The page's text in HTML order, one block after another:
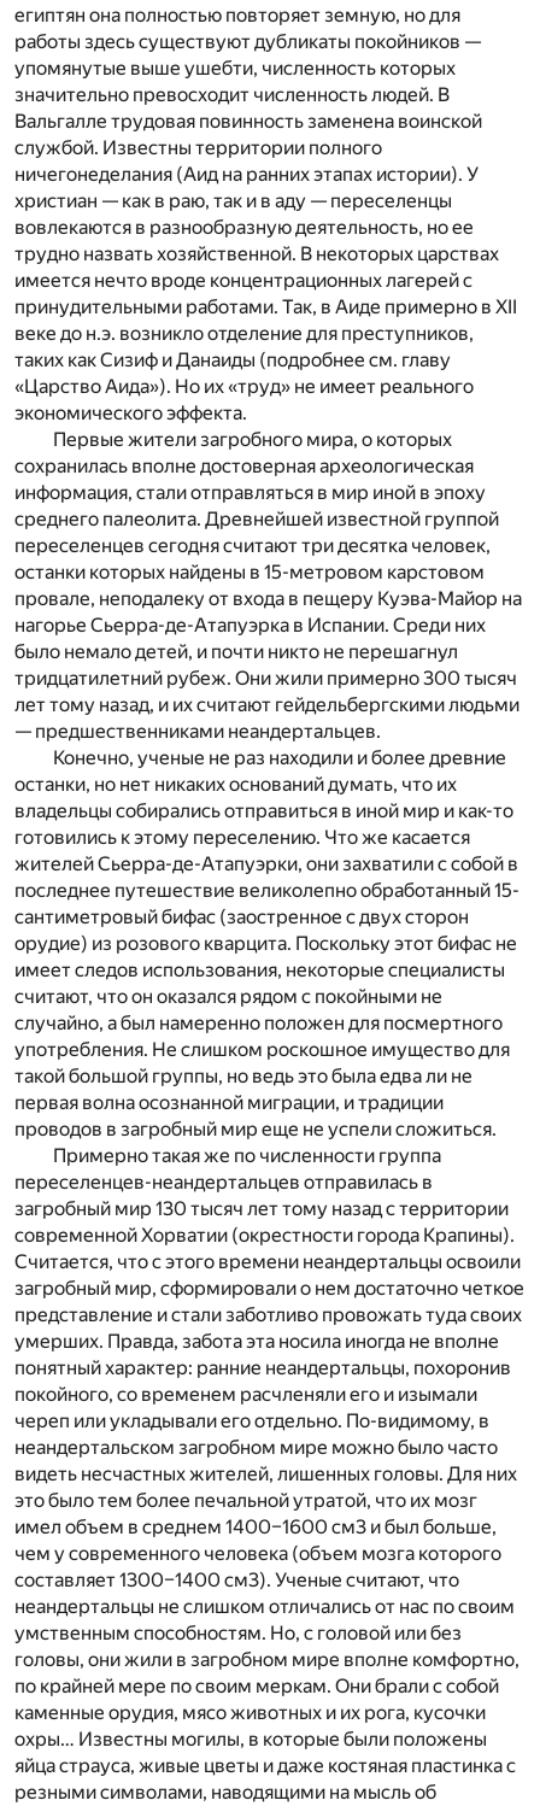
египтян она полностью повторяет земную, но для
работы здесь существуют дубликаты покойников —
упомянутые выше ушебти, численность которых
значительно превосходит численность людей. В
Вальгалле трудовая повинность заменена воинской
службой. Известны территории полного
ничегонеделания (Аид на ранних этапах истории). У
христиан — как в раю, так и в аду — переселенцы
вовлекаются в разнообразную деятельность, но ее
трудно назвать хозяйственной. В некоторых царствах
имеется нечто вроде концентрационных лагерей с
принудительными работами. Так, в Аиде примерно в XII
веке до н.э. возникло отделение для преступников,
таких как Сизиф и Данаиды (подробнее см. главу
«Царство Аида»). Но их «труд» не имеет реального
экономического эффекта.
Первые жители загробного мира, о которых
сохранилась вполне достоверная археологическая
информация, стали отправляться в мир иной в эпоху
среднего палеолита. Древнейшей известной группой
переселенцев сегодня считают три десятка человек,
останки которых найдены в 15-метровом карстовом
провале, неподалеку от входа в пещеру Куэва-Майор на
нагорье Сьерра-де-Атапуэрка в Испании. Среди них
было немало детей, и почти никто не перешагнул
тридцатилетний рубеж. Они жили примерно 300 тысяч
лет тому назад, и их считают гейдельбергскими людьми
— предшественниками неандертальцев.
Конечно, ученые не раз находили и более древние
останки, но нет никаких оснований думать, что их
владельцы собирались отправиться в иной мир и как-то
готовились к этому переселению. Что же касается
жителей Сьерра-де-Атапуэрки, они захватили с собой в
последнее путешествие великолепно обработанный 15-
сантиметровый бифас (заостренное с двух сторон
орудие) из розового кварцита. Поскольку этот бифас не
имеет следов использования, некоторые специалисты
считают, что он оказался рядом с покойными не
случайно, а был намеренно положен для посмертного
употребления. Не слишком роскошное имущество для
такой большой группы, но ведь это была едва ли не
первая волна осознанной миграции, и традиции
проводов в загробный мир еще не успели сложиться.
Примерно такая же по численности группа
переселенцев-неандертальцев отправилась в
загробный мир 130 тысяч лет тому назад с территории
современной Хорватии (окрестности города Крапины).
Считается, что с этого времени неандертальцы освоили
загробный мир, сформировали о нем достаточно четкое
представление и стали заботливо провожать туда своих
умерших. Правда, забота эта носила иногда не вполне
понятный характер: ранние неандертальцы, похоронив
покойного, со временем расчленяли его и изымали
череп или укладывали его отдельно. По-видимому, в
неандертальском загробном мире можно было часто
видеть несчастных жителей, лишенных головы. Для них
это было тем более печальной утратой, что их мозг
имел объем в среднем 1400–1600 см3 и был больше,
чем у современного человека (объем мозга которого
составляет 1300–1400 см3). Ученые считают, что
неандертальцы не слишком отличались от нас по своим
умственным способностям. Но, с головой или без
головы, они жили в загробном мире вполне комфортно,
по крайней мере по своим меркам. Они брали с собой
каменные орудия, мясо животных и их рога, кусочки
охры… Известны могилы, в которые были положены
яйца страуса, живые цветы и даже костяная пластинка с
резными символами, наводящими на мысль об